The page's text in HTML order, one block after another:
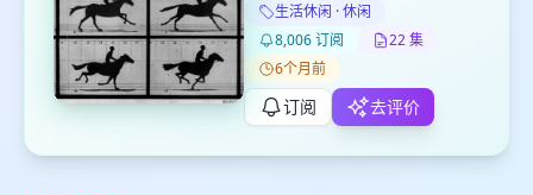
生活休闲 · 休闲
8,006 订阅
22 集
6个月前
订阅 去评价
取消